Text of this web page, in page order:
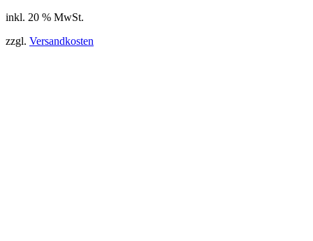
inkl. 20 % MwSt.
zzgl. Versandkosten